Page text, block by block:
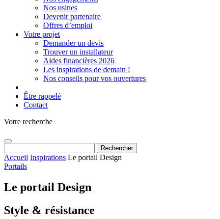
Nos usines
Devenir partenaire
Offres d’emploi
Votre projet
Demander un devis
Trouver un installateur
Aides financières 2026
Les inspirations de demain !
Nos conseils pour vos ouvertures
Être rappelé
Contact
Votre recherche
Accueil Inspirations Le portail Design
Portails
Le portail Design
Style & résistance